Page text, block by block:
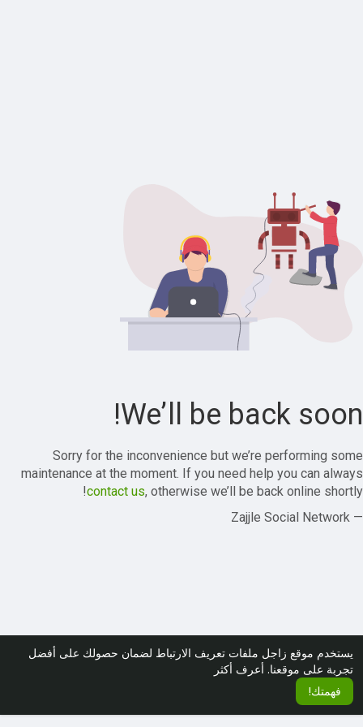
يستخدم موقع زاجل ملفات تعريف الارتباط لضمان حصولك على أفضل
تجربة على موقعنا. أعرف أكثر
فهمتك!
We’ll be back soon!
Sorry for the inconvenience but we’re performing some
maintenance at the moment. If you need help you can always
contact us, otherwise we’ll be back online shortly!
— Zajjle Social Network